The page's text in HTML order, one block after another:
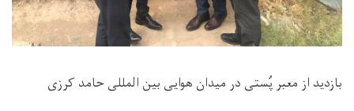
بازدید از معبر پُستی در میدان هوایی بین المللی حامد کرزی